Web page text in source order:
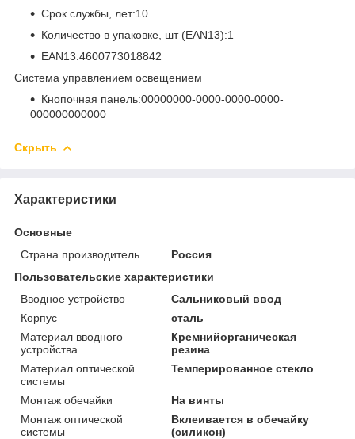
Срок службы, лет:10
Количество в упаковке, шт (EAN13):1
EAN13:4600773018842
Система управлением освещением
Кнопочная панель:00000000-0000-0000-0000-
000000000000
Скрыть
Характеристики
Основные
Страна производитель
Россия
Пользовательские характеристики
Вводное устройство
Сальниковый ввод
Корпус
сталь
Материал вводного
устройства
Кремнийорганическая
резина
Материал оптической
системы
Темперированное стекло
Монтаж обечайки
На винты
Монтаж оптической
системы
Вклеивается в обечайку
(силикон)